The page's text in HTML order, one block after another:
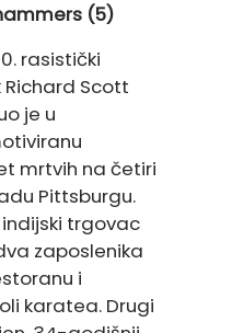
(5)
rasistički
Scott
je u
mrtvih na četiri
Pittsburgu.
indijski trgovac
zaposlenika
i
karatea. Drugi